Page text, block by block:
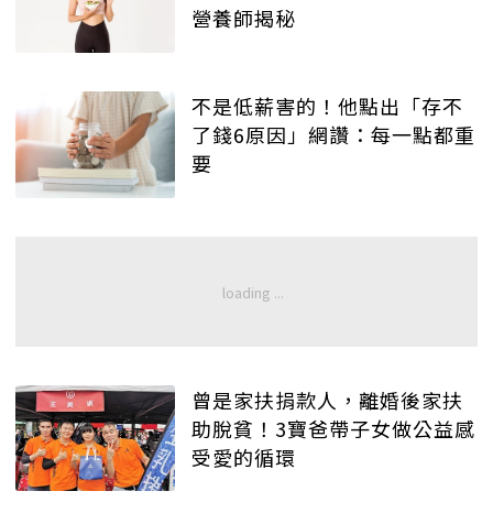
營養師揭秘
不是低薪害的！他點出「存不
了錢6原因」網讚：每一點都重
要
曾是家扶捐款人，離婚後家扶
助脫貧！3寶爸帶子女做公益感
受愛的循環